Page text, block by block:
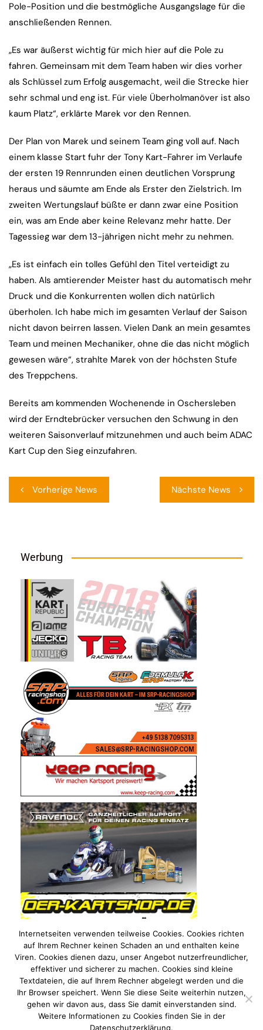
Pole-Position und die bestmögliche Ausgangslage für die
anschließenden Rennen.
„Es war äußerst wichtig für mich hier auf die Pole zu
fahren. Gemeinsam mit dem Team haben wir dies vorher
als Schlüssel zum Erfolg ausgemacht, weil die Strecke hier
sehr schmal und eng ist. Für viele Überholmanöver ist also
kaum Platz“, erklärte Marek vor den Rennen.
Der Plan von Marek und seinem Team ging voll auf. Nach
einem klasse Start fuhr der Tony Kart-Fahrer im Verlaufe
der ersten 19 Rennrunden einen deutlichen Vorsprung
heraus und säumte am Ende als Erster den Zielstrich. Im
zweiten Wertungslauf büßte er dann zwar eine Position
ein, was am Ende aber keine Relevanz mehr hatte. Der
Tagessieg war dem 13-jährigen nicht mehr zu nehmen.
„Es ist einfach ein tolles Gefühl den Titel verteidigt zu
haben. Als amtierender Meister hast du automatisch mehr
Druck und die Konkurrenten wollen dich natürlich
überholen. Ich habe mich im gesamten Verlauf der Saison
nicht davon beirren lassen. Vielen Dank an mein gesamtes
Team und meinen Mechaniker, ohne die das nicht möglich
gewesen wäre“, strahlte Marek von der höchsten Stufe
des Treppchens.
Bereits am kommenden Wochenende in Oschersleben
wird der Erndtebrücker versuchen den Schwung in den
weiteren Saisonverlauf mitzunehmen und auch beim ADAC
Kart Cup den Sieg einzufahren.
Vorherige News Nächste News
Werbung
Internetseiten verwenden teilweise Cookies. Cookies richten
auf Ihrem Rechner keinen Schaden an und enthalten keine
Viren. Cookies dienen dazu, unser Angebot nutzerfreundlicher,
effektiver und sicherer zu machen. Cookies sind kleine
Textdateien, die auf Ihrem Rechner abgelegt werden und die
Ihr Browser speichert. Wenn Sie diese Seite weiterhin nutzen,
gehen wir davon aus, dass Sie damit einverstanden sind.
Weitere Informationen zu Cookies finden Sie in der
Datenschutzerklärung.